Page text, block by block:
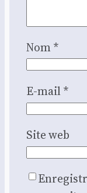
Nom*
E-mail*
Site web